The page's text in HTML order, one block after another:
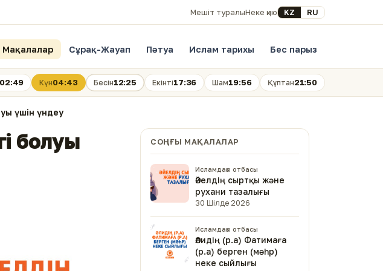
Мешіт туралыНеке қиюSelect your language
KZ RU
Мақалалар Сұрақ-Жауап Пәтуа Ислам тарихы Бес парыз
02:49 Күн04:43 Бесін12:25 Екінті17:36 Шам19:56 Құптан21:50
үшін үндеу
болуы
СОҢҒЫ МАҚАЛАЛАР
Исламдағы отбасы
Әйелдің сыртқы және
рухани тазалығы
30 Шілде 2026
Исламдағы отбасы
Әлидің (р.а) Фатимаға
(р.а) берген (мәһр)
неке сыйлығы